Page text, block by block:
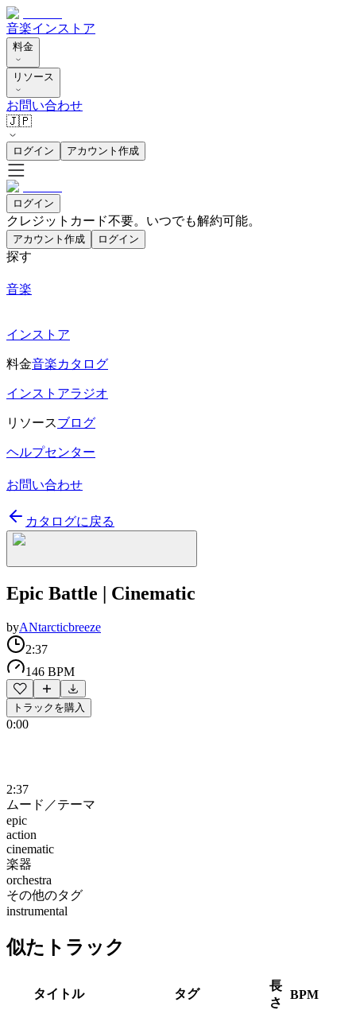
音楽インストア
料金
リソース
お問い合わせ
🇯🇵
ログイン アカウント作成
ログイン
クレジットカード不要。いつでも解約可能。
アカウント作成 ログイン
探す
音楽
インストア
料金音楽カタログ
インストアラジオ
リソースブログ
ヘルプセンター
お問い合わせ
カタログに戻る
Epic Battle | Cinematic
byANtarcticbreeze
2:37
146 BPM
トラックを購入
0:00
2:37
ムード／テーマ
epic
action
cinematic
楽器
orchestra
その他のタグ
instrumental
似たトラック
タイトル タグ
長
さ
BPM